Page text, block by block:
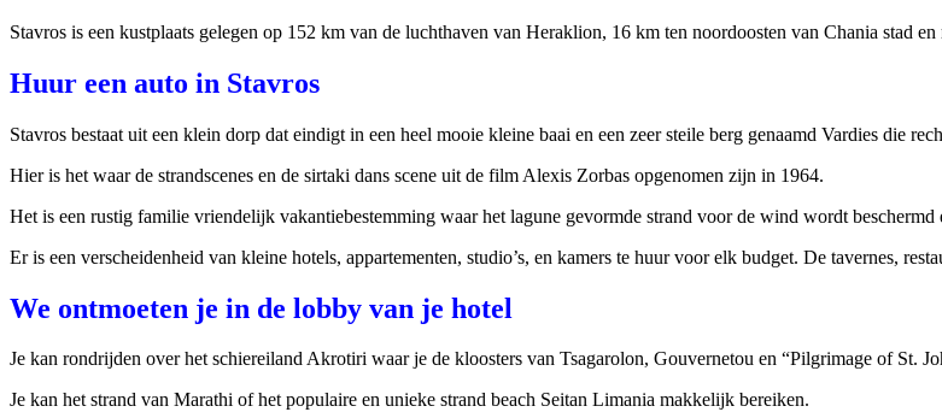
Stavros is een kustplaats gelegen op 152 km van de luchthaven van Heraklion, 16 km ten noordoosten van Chania stad
Huur een auto in Stavros
Stavros bestaat uit een klein dorp dat eindigt in een heel mooie kleine baai en een zeer steile berg genaamd Vardies die
Hier is het waar de strandscenes en de sirtaki dans scene uit de film Alexis Zorbas opgenomen zijn in 1964.
Het is een rustig familie vriendelijk vakantiebestemming waar het lagune gevormde strand voor de wind wordt
Er is een verscheidenheid van kleine hotels, appartementen, studio’s, en kamers te huur voor elk budget. De tavernes,
We ontmoeten je in de lobby van je hotel
Je kan rondrijden over het schiereiland Akrotiri waar je de kloosters van Tsagarolon, Gouvernetou en “Pilgrimage of St.
Je kan het strand van Marathi of het populaire en unieke strand beach Seitan Limania makkelijk bereiken.